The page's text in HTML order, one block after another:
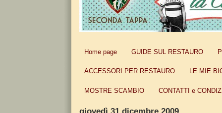
Home page GUIDE SUL RESTAURO
ACCESSORI PER RESTAURO LE MIE
MOSTRE SCAMBIO CONTATTI e
giovedì 31 dicembre 2009